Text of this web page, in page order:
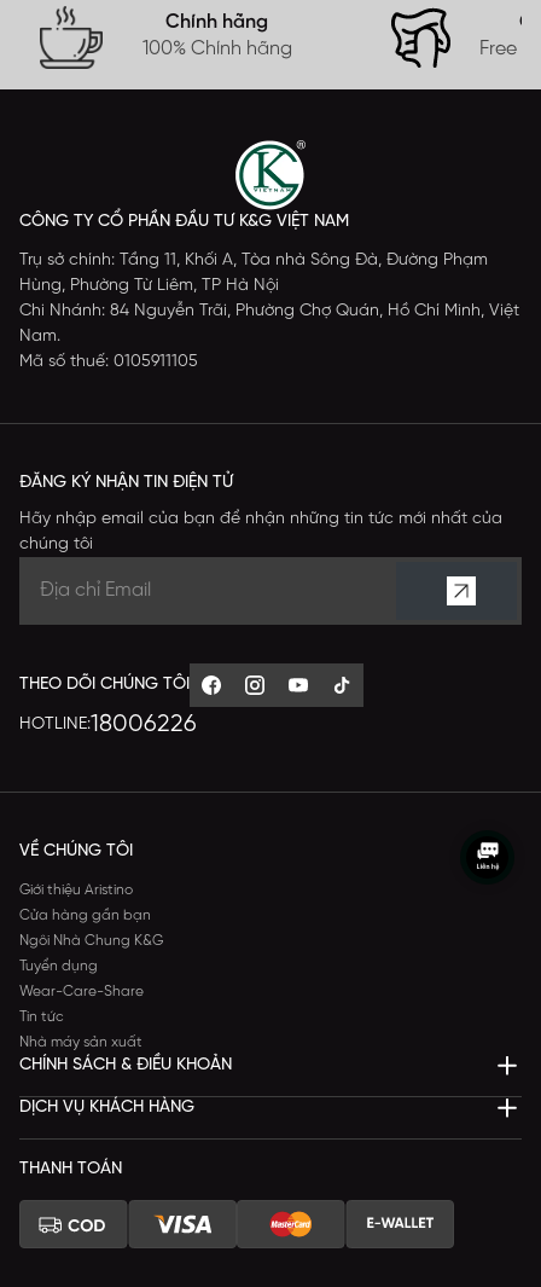
Chính hãng
100% Chính hãng
Free
CÔNG TY CỔ PHẦN ĐẦU TƯ K&G VIỆT NAM
Trụ sở chính: Tầng 11, Khối A, Tòa nhà Sông Đà, Đường Phạm
Hùng, Phường Từ Liêm, TP Hà Nội
Chi Nhánh: 84 Nguyễn Trãi, Phường Chợ Quán, Hồ Chí Minh, Việt
Nam.
Mã số thuế: 0105911105
ĐĂNG KÝ NHẬN TIN ĐIỆN TỬ
Hãy nhập email của bạn để nhận những tin tức mới nhất của
chúng tôi
THEO DÕI CHÚNG TÔI
HOTLINE:18006226
VỀ CHÚNG TÔI
Giới thiệu Aristino
Cửa hàng gần bạn
Ngôi Nhà Chung K&G
Tuyển dụng
Wear-Care-Share
Tin tức
Nhà máy sản xuất
CHÍNH SÁCH & ĐIỀU KHOẢN
DỊCH VỤ KHÁCH HÀNG
THANH TOÁN